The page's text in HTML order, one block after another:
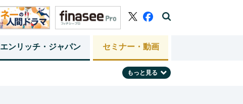
エンリッチ・ジャパン セミナー・動画
もっと見る